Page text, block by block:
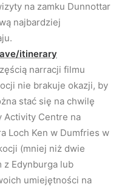
na zamku Dunnottar
najbardziej
itinerary
narracji filmu
nie brakuje okazji, by
stać się na chwilę
Activity Centre na
Loch Ken w Dumfries w
(mniej niż dwie
z Edynburga lub
umiejętności na